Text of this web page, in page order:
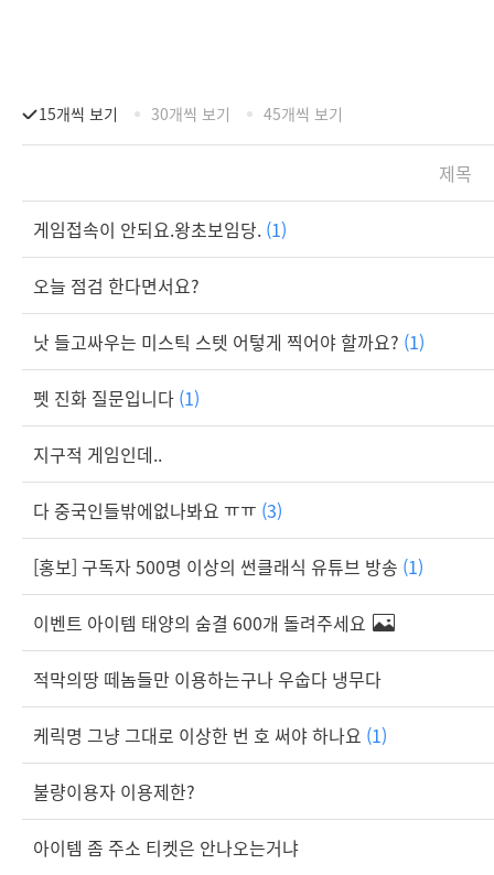
15개씩 보기 30개씩 보기 45개씩 보기
제목
게임접속이 안되요.왕초보임당. (1)
오늘 점검 한다면서요?
낫 들고싸우는 미스틱 스텟 어텋게 찍어야 할까요? (1)
펫 진화 질문입니다 (1)
지구적 게임인데..
다 중국인들밖에없나봐요 ㅠㅠ (3)
[홍보] 구독자 500명 이상의 썬클래식 유튜브 방송 (1)
이벤트 아이템 태양의 숨결 600개 돌려주세요
적막의땅 떼놈들만 이용하는구나 우숩다 냉무다
케릭명 그냥 그대로 이상한 번 호 써야 하나요 (1)
불량이용자 이용제한?
아이템 좀 주소 티켓은 안나오는거냐